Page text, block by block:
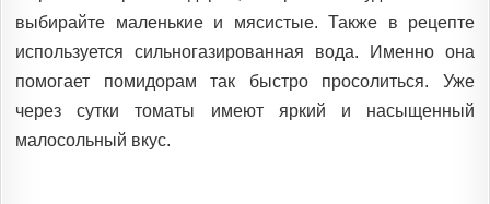
выбирайте маленькие и мясистые. Также в рецепте
используется сильногазированная вода. Именно она
помогает помидорам так быстро просолиться. Уже
через сутки томаты имеют яркий и насыщенный
малосольный вкус.